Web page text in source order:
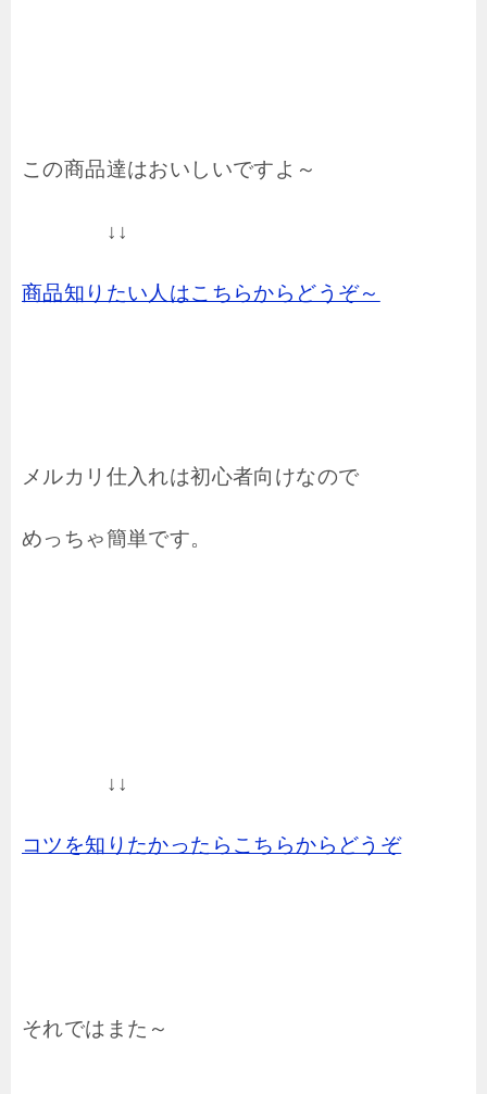
この商品達はおいしいですよ～
↓↓
商品知りたい人はこちらからどうぞ～
メルカリ仕入れは初心者向けなので
めっちゃ簡単です。
↓↓
コツを知りたかったらこちらからどうぞ
それではまた～